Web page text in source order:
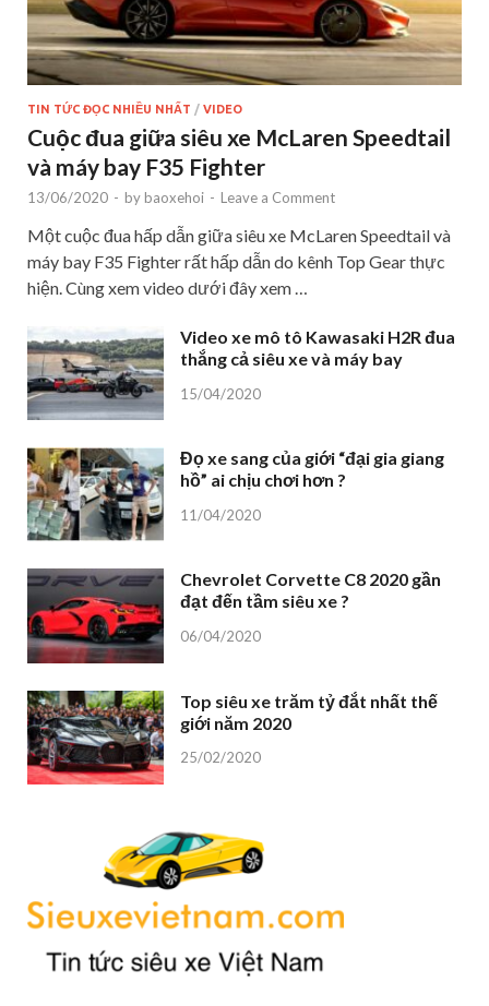
TIN TỨC ĐỌC NHIỀU NHẤT / VIDEO
Cuộc đua giữa siêu xe McLaren Speedtail
và máy bay F35 Fighter
13/06/2020 - by baoxehoi - Leave a Comment
Một cuộc đua hấp dẫn giữa siêu xe McLaren Speedtail và
máy bay F35 Fighter rất hấp dẫn do kênh Top Gear thực
hiện. Cùng xem video dưới đây xem …
Video xe mô tô Kawasaki H2R đua
thắng cả siêu xe và máy bay
15/04/2020
Đọ xe sang của giới “đại gia giang
hồ” ai chịu chơi hơn ?
11/04/2020
Chevrolet Corvette C8 2020 gần
đạt đến tầm siêu xe ?
06/04/2020
Top siêu xe trăm tỷ đắt nhất thế
giới năm 2020
25/02/2020